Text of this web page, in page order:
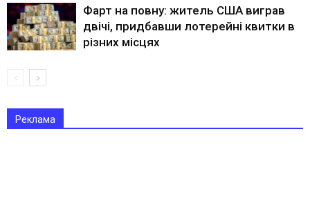
Фарт на повну: житель США виграв
двічі, придбавши лотерейні квитки в
різних місцях
Реклама